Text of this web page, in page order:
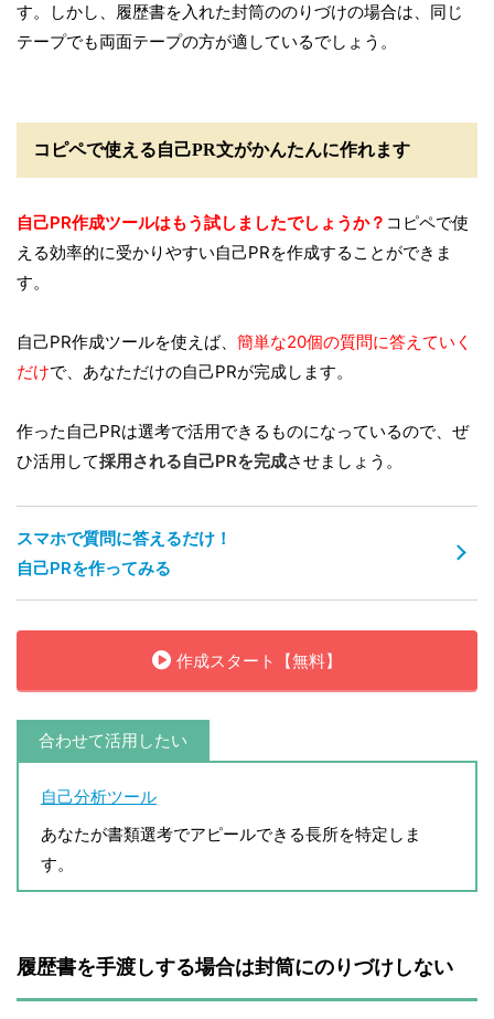
す。しかし、履歴書を入れた封筒ののりづけの場合は、同じ
テープでも両面テープの方が適しているでしょう。
コピペで使える自己PR文がかんたんに作れます
自己PR作成ツールはもう試しましたでしょうか？ コピペで使
える効率的に受かりやすい自己PRを作成することができま
す。
自己PR作成ツールを使えば、 簡単な20個の質問に答えていく
だけで、あなただけの自己PRが完成します。
作った自己PRは選考で活用できるものになっているので、ぜ
ひ活用して採用される自己PRを完成させましょう。
スマホで質問に答えるだけ！
自己PRを作ってみる
作成スタート【無料】
合わせて活用したい
自己分析ツール
あなたが書類選考でアピールできる長所を特定しま
す。
履歴書を手渡しする場合は封筒にのりづけしない